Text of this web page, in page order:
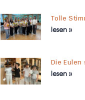
Tolle
lesen »
Die Eulen
lesen »